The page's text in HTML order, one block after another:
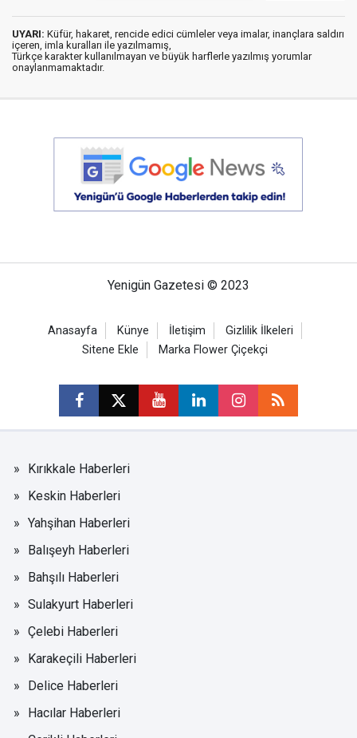
UYARI: Küfür, hakaret, rencide edici cümleler veya imalar, inançlara saldırı
içeren, imla kuralları ile yazılmamış,
Türkçe karakter kullanılmayan ve büyük harflerle yazılmış yorumlar
onaylanmamaktadır.
Yenigün Gazetesi © 2023
Anasayfa Künye İletişim
Gizlilik İlkeleri
Sitene Ekle
Marka Flower Çiçekçi
Kırıkkale Haberleri
Keskin Haberleri
Yahşihan Haberleri
Balışeyh Haberleri
Bahşılı Haberleri
Sulakyurt Haberleri
Çelebi Haberleri
Karakeçili Haberleri
Delice Haberleri
Hacılar Haberleri